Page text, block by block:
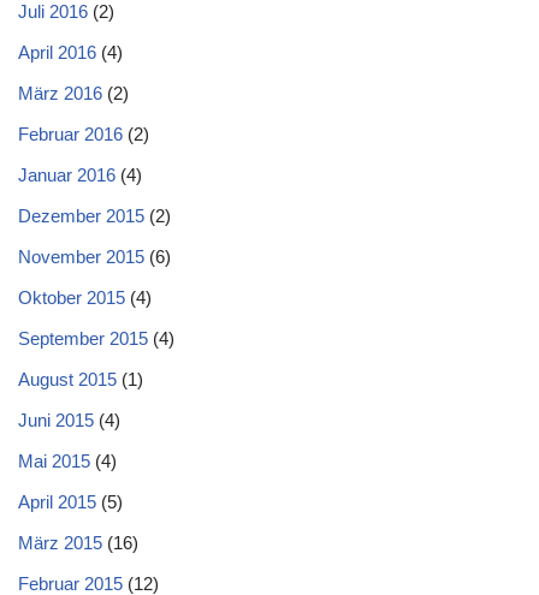
Juli 2016 (2)
April 2016 (4)
März 2016 (2)
Februar 2016 (2)
Januar 2016 (4)
Dezember 2015 (2)
November 2015 (6)
Oktober 2015 (4)
September 2015 (4)
August 2015 (1)
Juni 2015 (4)
Mai 2015 (4)
April 2015 (5)
März 2015 (16)
Februar 2015 (12)